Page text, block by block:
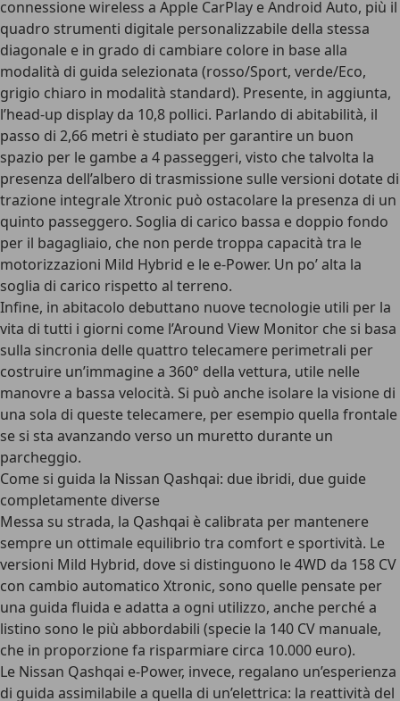
connessione wireless a Apple CarPlay e Android Auto, più il
quadro strumenti digitale personalizzabile della stessa
diagonale e in grado di cambiare colore in base alla
modalità di guida selezionata (rosso/Sport, verde/Eco,
grigio chiaro in modalità standard). Presente, in aggiunta,
l’head-up display da 10,8 pollici. Parlando di abitabilità, il
passo di 2,66 metri è studiato per garantire un buon
spazio per le gambe a 4 passeggeri, visto che talvolta la
presenza dell’albero di trasmissione sulle versioni dotate di
trazione integrale Xtronic può ostacolare la presenza di un
quinto passeggero. Soglia di carico bassa e doppio fondo
per il bagagliaio, che non perde troppa capacità tra le
motorizzazioni Mild Hybrid e le e-Power. Un po’ alta la
soglia di carico rispetto al terreno.
Infine, in abitacolo debuttano nuove tecnologie utili per la
vita di tutti i giorni come l’Around View Monitor che si basa
sulla sincronia delle quattro telecamere perimetrali per
costruire un’immagine a 360° della vettura, utile nelle
manovre a bassa velocità. Si può anche isolare la visione di
una sola di queste telecamere, per esempio quella frontale
se si sta avanzando verso un muretto durante un
parcheggio.
Come si guida la Nissan Qashqai: due ibridi, due guide
completamente diverse
Messa su strada, la Qashqai è calibrata per mantenere
sempre un ottimale equilibrio tra comfort e sportività. Le
versioni Mild Hybrid, dove si distinguono le 4WD da 158 CV
con cambio automatico Xtronic, sono quelle pensate per
una guida fluida e adatta a ogni utilizzo, anche perché a
listino sono le più abbordabili (specie la 140 CV manuale,
che in proporzione fa risparmiare circa 10.000 euro).
Le Nissan Qashqai e-Power, invece, regalano un’esperienza
di guida assimilabile a quella di un’elettrica: la reattività del